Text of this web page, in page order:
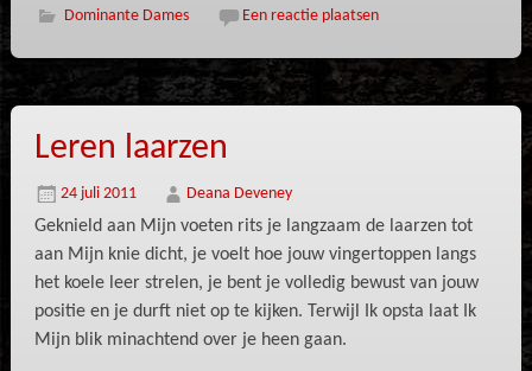
Dominante Dames Een reactie plaatsen
Leren laarzen
24 juli 2011 Deana Deveney
Geknield aan Mijn voeten rits je langzaam de laarzen tot
aan Mijn knie dicht, je voelt hoe jouw vingertoppen langs
het koele leer strelen, je bent je volledig bewust van jouw
positie en je durft niet op te kijken. Terwijl Ik opsta laat Ik
Mijn blik minachtend over je heen gaan.